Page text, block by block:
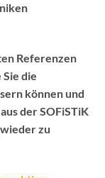
Referenzen
die
können und
der SOFiSTiK
zu